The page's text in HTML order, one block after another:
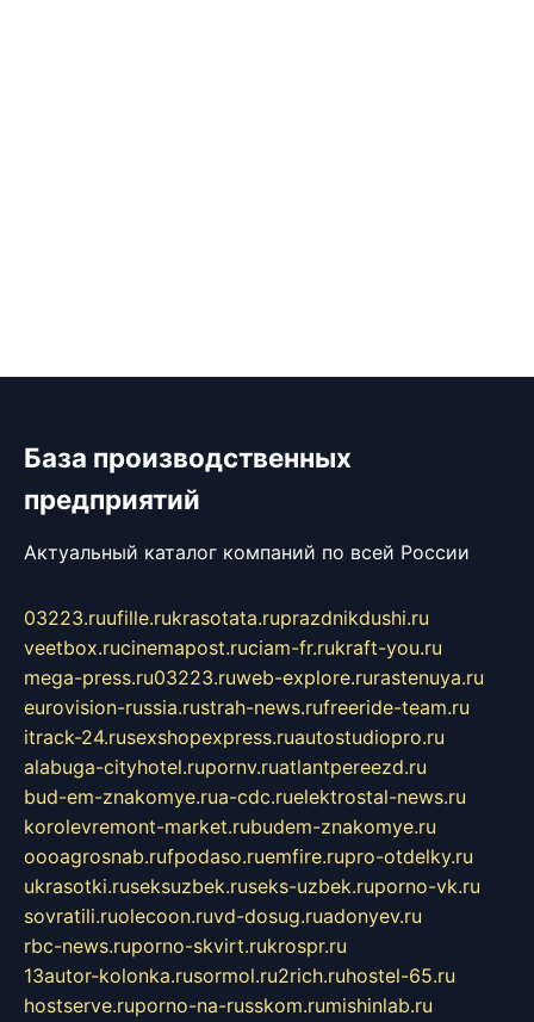
База производственных
предприятий
Актуальный каталог компаний по всей России
03223.ruufille.rukrasotata.ruprazdnikdushi.ru
veetbox.rucinemapost.ruciam-fr.rukraft-you.ru
mega-press.ru03223.ruweb-explore.rurastenuya.ru
eurovision-russia.rustrah-news.rufreeride-team.ru
itrack-24.rusexshopexpress.ruautostudiopro.ru
alabuga-cityhotel.rupornv.ruatlantpereezd.ru
bud-em-znakomye.rua-cdc.ruelektrostal-news.ru
korolevremont-market.rubudem-znakomye.ru
oooagrosnab.rufpodaso.ruemfire.rupro-otdelky.ru
ukrasotki.ruseksuzbek.ruseks-uzbek.ruporno-vk.ru
sovratili.ruolecoon.ruvd-dosug.ruadonyev.ru
rbc-news.ruporno-skvirt.rukrospr.ru
13autor-kolonka.rusormol.ru2rich.ruhostel-65.ru
hostserve.ruporno-na-russkom.rumishinlab.ru